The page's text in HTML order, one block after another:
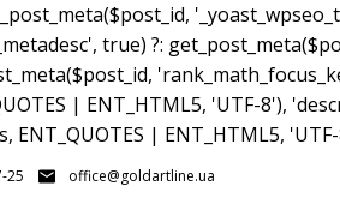
true) ?:
| ENT_HTML5, 'UTF-8'),
| ENT_HTML5,
25 office@goldartline.ua